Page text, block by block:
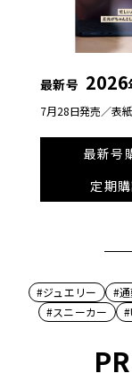
最新号 2026
7月28日発売／表
最新号
定期
#ジュエリー #
#スニーカー